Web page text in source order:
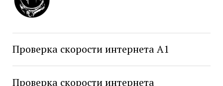
Проверка скорости интернета А1
Проверка скорости интернета